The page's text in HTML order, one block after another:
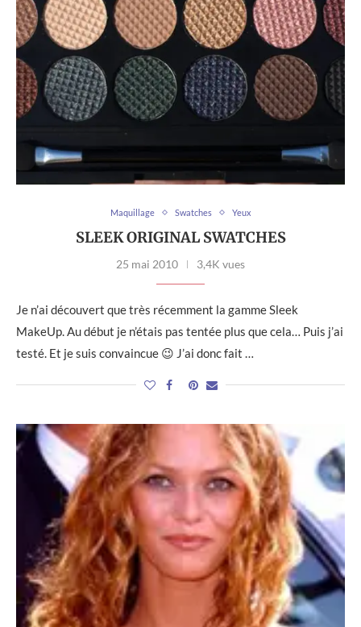
Maquillage Swatches Yeux
SLEEK ORIGINAL SWATCHES
25 mai 2010 3,4K vues
Je n’ai découvert que très récemment la gamme Sleek
MakeUp. Au début je n’étais pas tentée plus que cela… Puis j’ai
testé. Et je suis convaincue 😉 J’ai donc fait …